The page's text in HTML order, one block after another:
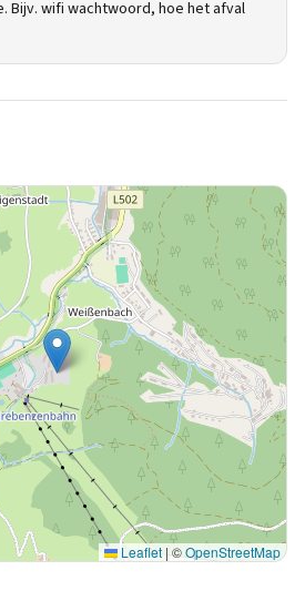
Bijv. wifi wachtwoord, hoe het afval
Leaflet | ©OpenStreetMap